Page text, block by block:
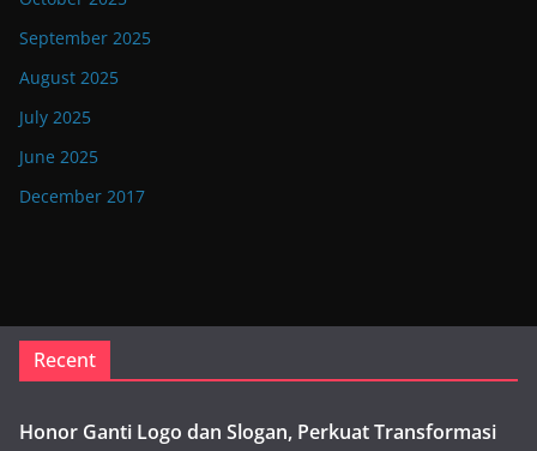
September 2025
August 2025
July 2025
June 2025
December 2017
Recent
Honor Ganti Logo dan Slogan, Perkuat Transformasi